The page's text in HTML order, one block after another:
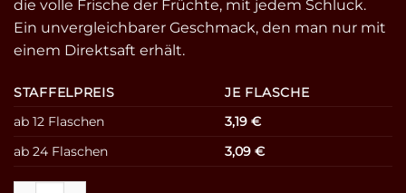
die volle Frische der Früchte, mit jedem Schluck.
Ein unvergleichbarer Geschmack, den man nur mit
einem Direktsaft erhält.
STAFFELPREIS
JE FLASCHE
ab 12 Flaschen
3,19€
ab 24 Flaschen
3,09€